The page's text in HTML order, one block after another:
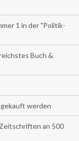
1 in der "Politik-
Buch &
gekauft werden
an 500